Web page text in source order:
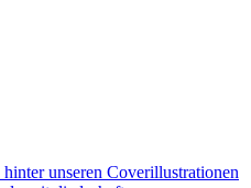
unseren Coverillustrationen